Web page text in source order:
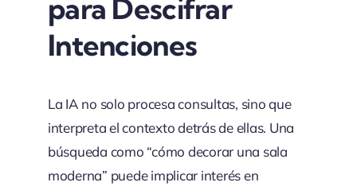
para Descifrar
Intenciones
La IA no solo procesa consultas, sino que
interpreta el contexto detrás de ellas. Una
búsqueda como “cómo decorar una sala
moderna” puede implicar interés en